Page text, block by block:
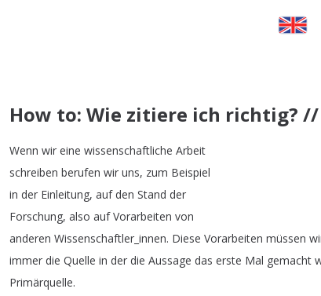
How to: Wie zitiere ich richtig?
Wenn wir eine wissenschaftliche Arbeit
schreiben berufen wir uns, zum Beispiel
in der Einleitung, auf den Stand der
Forschung, also auf Vorarbeiten von
anderen Wissenschaftler_innen. Diese Vorarbeiten müssen
immer die Quelle in der die Aussage das erste Mal gemacht
Primärquelle.